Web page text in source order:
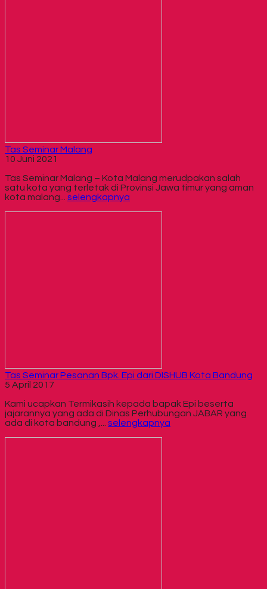
Tas Seminar Malang
10 Juni 2021
Tas Seminar Malang – Kota Malang merudpakan salah
satu kota yang terletak di Provinsi Jawa timur yang aman
kota malang... selengkapnya
Tas Seminar Pesanan Bpk. Epi dari DISHUB Kota Bandung
5 April 2017
Kami ucapkan Termikasih kepada bapak Epi beserta
jajarannya yang ada di Dinas Perhubungan JABAR yang
ada di kota bandung ,... selengkapnya